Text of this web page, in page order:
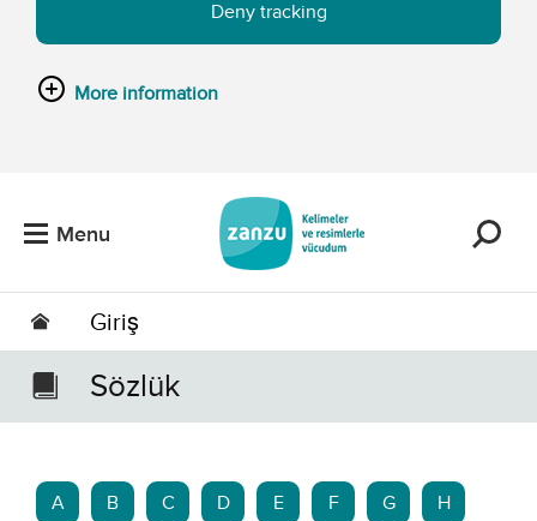
Deny tracking
More information
Menu
Giriş
Sözlük
A B C D E F G H